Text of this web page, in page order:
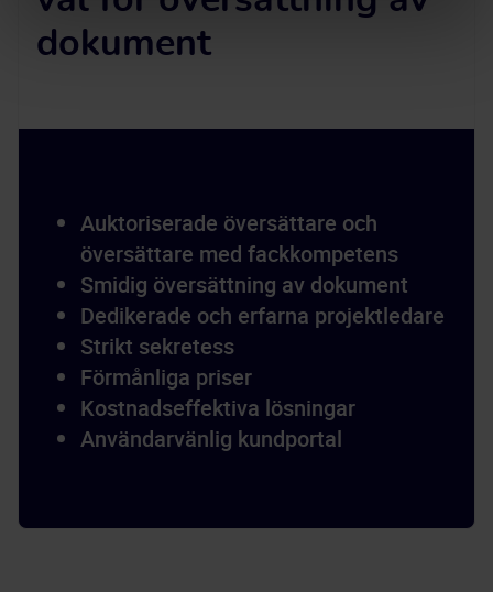
dokument
Auktoriserade översättare och
översättare med fackkompetens
Smidig översättning av dokument
Dedikerade och erfarna projektledare
Strikt sekretess
Förmånliga priser
Kostnadseffektiva lösningar
Användarvänlig kundportal